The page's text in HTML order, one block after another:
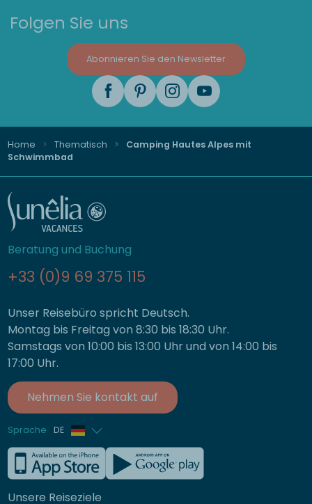
Folgen Sie uns
Abonnieren Sie den Newsletter
Home Thematisch
Camping Hautes Alpes mit
Schwimmbad
Beratung und Buchung
+33 (0)9 69 375 115
Unser Reisebüro spricht Deutsch.
Montag bis Freitag von 8:30 bis 18:30 Uhr.
Samstags von 10:00 bis 13:00 Uhr und von 14:00 bis
17:00 Uhr.
Nehmen Sie kontakt auf
Sprache DE
Französisch
Englisch
Unsere Reiseziele